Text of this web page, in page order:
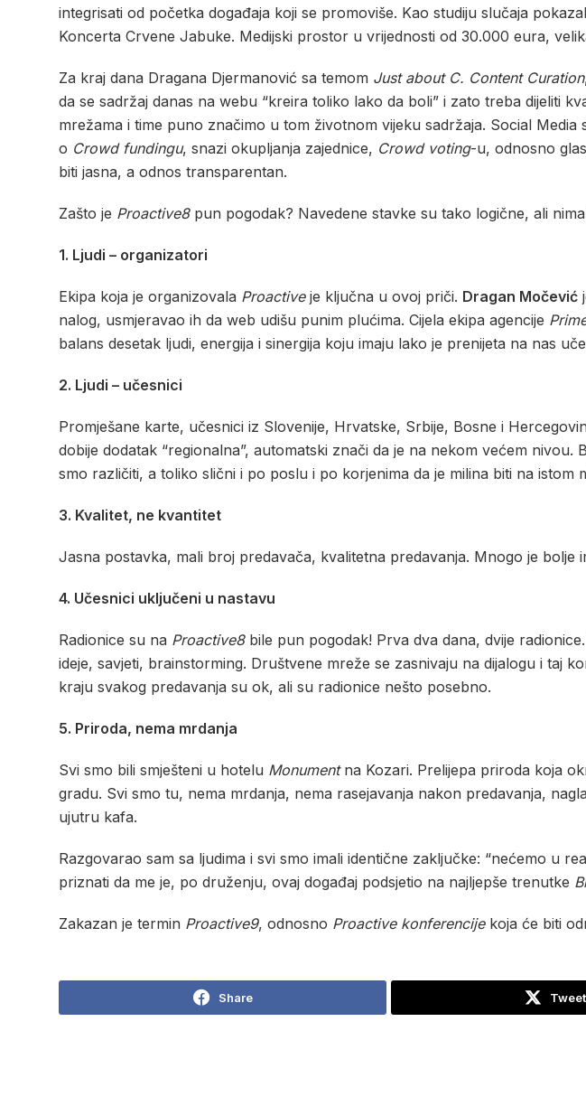
integrisati od početka događaja koji se promoviše. Kao studiju slučaja
Koncerta Crvene Jabuke. Medijski prostor u vrijednosti od 30.000 eura,
Za kraj dana Dragana Djermanović sa temom Just about C. Content Curation
da se sadržaj danas na webu “kreira toliko lako da boli” i zato treba dijeliti
mrežama i time puno značimo u tom životnom vijeku sadržaja. Social
o Crowd fundingu, snazi okupljanja zajednice, Crowd voting-u, odnosno
biti jasna, a odnos transparentan.
Zašto je Proactive8 pun pogodak? Navedene stavke su tako logične, ali
1. Ljudi – organizatori
Ekipa koja je organizovala Proactiveje ključna u ovoj priči. Dragan Močević
nalog, usmjeravao ih da web udišu punim plućima. Cijela ekipa agencije
balans desetak ljudi, energija i sinergija koju imaju lako je prenijeta na nas
2. Ljudi – učesnici
Promješane karte, učesnici iz Slovenije, Hrvatske, Srbije, Bosne i
dobije dodatak “regionalna”, automatski znači da je na nekom većem
smo različiti, a toliko slični i po poslu i po korjenima da je milina biti na istom
3. Kvalitet, ne kvantitet
Jasna postavka, mali broj predavača, kvalitetna predavanja. Mnogo je bolje
4. Učesnici uključeni u nastavu
Radionice su na Proactive8bile pun pogodak! Prva dva dana, dvije
ideje, savjeti, brainstorming. Društvene mreže se zasnivaju na dijalogu i taj
kraju svakog predavanja su ok, ali su radionice nešto posebno.
5. Priroda, nema mrdanja
Svi smo bili smješteni u hotelu Monumentna Kozari. Prelijepa priroda koja
gradu. Svi smo tu, nema mrdanja, nema rasejavanja nakon predavanja,
ujutru kafa.
Razgovarao sam sa ljudima i svi smo imali identične zaključke: “nećemo u
priznati da me je, po druženju, ovaj događaj podsjetio na najljepše trenutke
Zakazan je termin Proactive9, odnosno Proactive konferencijekoja će biti
Share Tweet